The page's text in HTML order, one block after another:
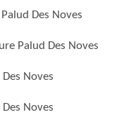
Des Noves
Palud Des Noves
Noves
Noves